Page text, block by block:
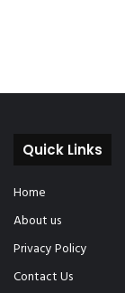
Quick Links
Home
About us
Privacy Policy
Contact Us